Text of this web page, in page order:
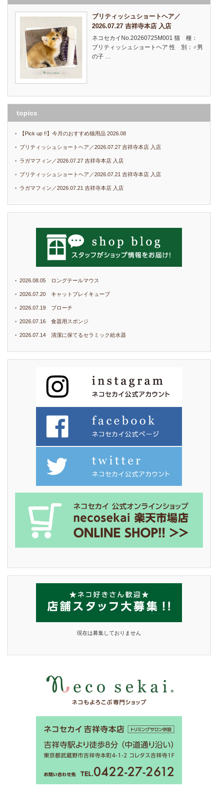
ブリティッシュショートヘア／
2026.07.27 吉祥寺本店 入店
ネコセカイNo.20260725M001 猫 種：
ブリティッシュショートヘア 性 別：♂男
の子 …
topics
【Pick up !!】今月のおすすめ猫用品 2026.08
ブリティッシュショートヘア／2026.07.27 吉祥寺本店 入店
ラガマフィン／2026.07.27 吉祥寺本店 入店
ブリティッシュショートヘア／2026.07.21 吉祥寺本店 入店
ラガマフィン／2026.07.21 吉祥寺本店 入店
2026.08.05 ロングテールマウス
2026.07.20 キャットプレイキューブ
2026.07.19 ブローチ
2026.07.16 食器用スポンジ
2026.07.14 清潔に保てるセラミック給水器
現在は募集しておりません